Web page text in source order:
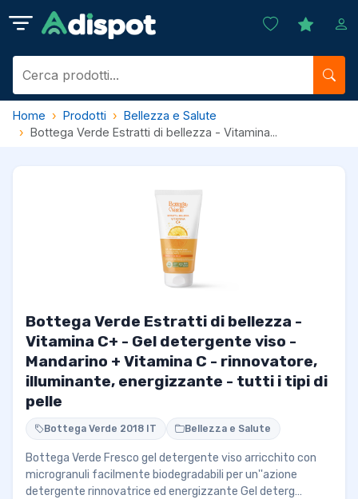
Home Prodotti
Bellezza e Salute
Bottega Verde Estratti di bellezza - Vitamina...
Bottega Verde Estratti di bellezza -
Vitamina C+ - Gel detergente viso -
Mandarino + Vitamina C - rinnovatore,
illuminante, energizzante - tutti i tipi di
pelle
Bottega Verde 2018 IT Bellezza e Salute
Bottega Verde Fresco gel detergente viso arricchito con
microgranuli facilmente biodegradabili per un''azione
detergente rinnovatrice ed energizzante Gel deterg…